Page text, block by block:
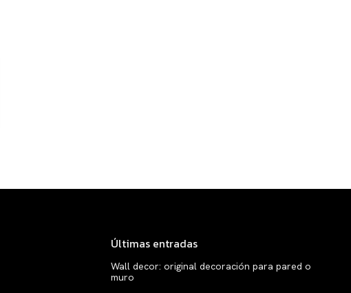
Últimas entradas
Wall decor: original decoración para pared o
muro